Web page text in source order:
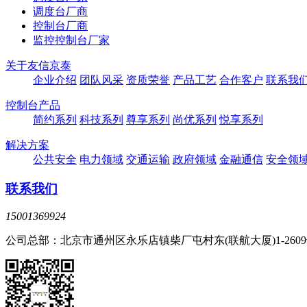
调度台厂商
控制台厂商
监控控制台厂家
关于友信京泰
企业介绍 团队风采 资质荣誉 产品工艺 合作客户 联系我
控制台产品
简约系列 科技系列 尊享系列 尚优系列 悦享系列
解决方案
公共安全 电力领域 交通运输 政府领域 金融通信 安全领
联系我们
15001369924
公司总部：北京市通州区永乐店镇柴厂屯村东(联航大厦)1-